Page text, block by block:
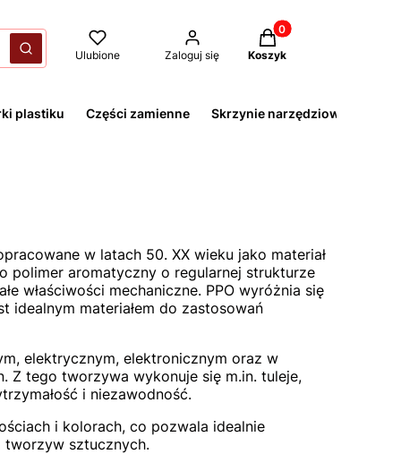
Szukaj Ulubione Zaloguj się
Produkty w koszyku:
Koszyk
plastiku Części zamienne Skrzynie narzędziowe
w latach 50. XX wieku jako materiał
polimer aromatyczny o regularnej strukturze
właściwości mechaniczne. PPO wyróżnia się
idealnym materiałem do zastosowań
elektrycznym, elektronicznym oraz w
Z tego tworzywa wykonuje się m.in. tuleje,
i niezawodność.
i kolorach, co pozwala idealnie
tworzyw sztucznych.